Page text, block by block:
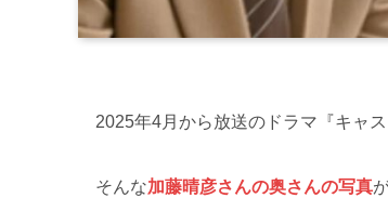
2025年4月から放送のドラマ『キャ
そんな加藤晴彦さんの奥さんの写真